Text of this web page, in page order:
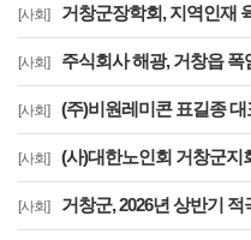
[사회] 거창군장학회, 지역인재
[사회] 주식회사 해광, 거창읍
[사회] (주)비원레미콘 표길종 대표,
[사회] (사)대한노인회 거창군지
[사회] 거창군, 2026년 상반기